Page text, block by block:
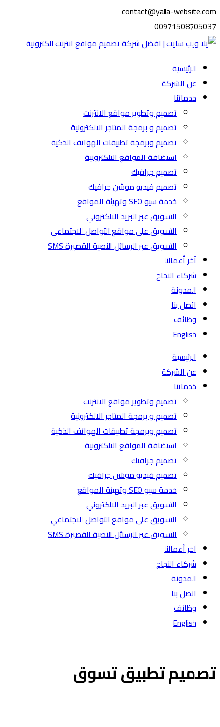
contact@yalla-website.com
00971508705037
الرئيسية
عن الشركة
خدماتنا
تصميم وتطوير مواقع الانترنت
تصميم و برمجة المتاجر الالكترونية
تصميم وبرمجة تطبيقات الهواتف الذكية
استضافة المواقع الالكترونية
تصميم جرافيك
تصميم فيديو موشن جرافيك
خدمة سيو SEO وتهيئة المواقع
التسويق عبر البريد الالكتروني
التسويق على مواقع التواصل الاجتماعي
التسويق عبر الرسائل النصية القصيرة SMS
آخر أعمالنا
شركاء النجاح
المدونة
اتصل بنا
وظائف
English
الرئيسية
عن الشركة
خدماتنا
تصميم وتطوير مواقع الانترنت
تصميم و برمجة المتاجر الالكترونية
تصميم وبرمجة تطبيقات الهواتف الذكية
استضافة المواقع الالكترونية
تصميم جرافيك
تصميم فيديو موشن جرافيك
خدمة سيو SEO وتهيئة المواقع
التسويق عبر البريد الالكتروني
التسويق على مواقع التواصل الاجتماعي
التسويق عبر الرسائل النصية القصيرة SMS
آخر أعمالنا
شركاء النجاح
المدونة
اتصل بنا
وظائف
English
تصميم تطبيق تسوق